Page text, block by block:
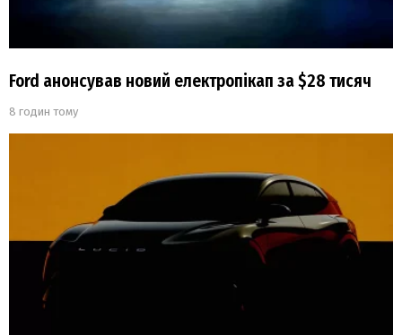
Ford анонсував новий електропікап за $28 тисяч
8 годин тому